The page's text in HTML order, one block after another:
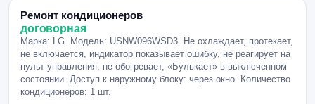
Ремонт кондиционеров
договорная
Марка: LG. Модель: USNW096WSD3. Не охлаждает, протекает,
не включается, индикатор показывает ошибку, не реагирует на
пульт управления, не обогревает, «Булькает» в выключенном
состоянии. Доступ к наружному блоку: через окно. Количество
кондиционеров: 1 шт.